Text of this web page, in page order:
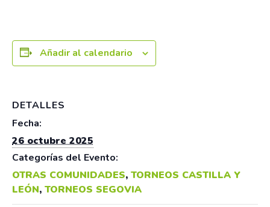
Añadir al calendario
DETALLES
Fecha:
26 octubre 2025
Categorías del Evento:
OTRAS COMUNIDADES, TORNEOS CASTILLA Y
LEÓN, TORNEOS SEGOVIA